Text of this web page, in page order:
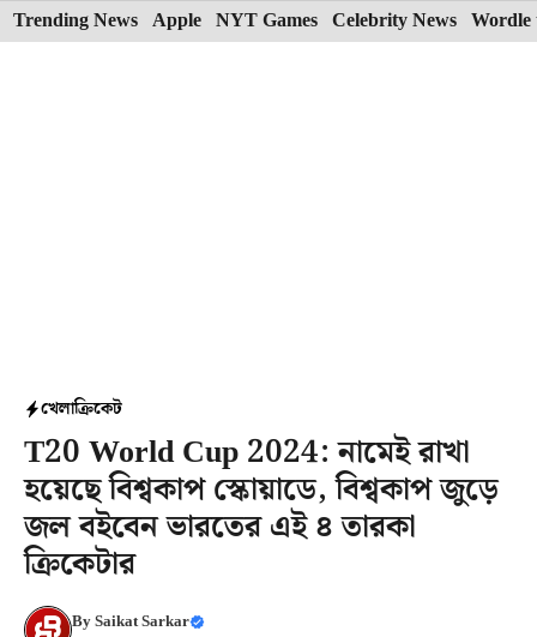
Skip
to
Trending News Apple NYT Games Celebrity News Wordle
খেলাক্রিকেট
T20 World Cup 2024: নামেই রাখা
হয়েছে বিশ্বকাপ স্কোয়াডে, বিশ্বকাপ জুড়ে
জল বইবেন ভারতের এই ৪ তারকা
ক্রিকেটার
BySaikat Sarkar